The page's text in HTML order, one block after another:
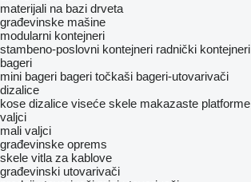
materijali na bazi drveta
građevinske mašine
modularni kontejneri
stambeno-poslovni kontejneri radnički kontejneri
bageri
mini bageri bageri točkaši bageri-utovarivači
dizalice
kose dizalice viseće skele makazaste platforme
valjci
mali valjci
građevinske oprems
skele vitla za kablove
građevinski utovarivači